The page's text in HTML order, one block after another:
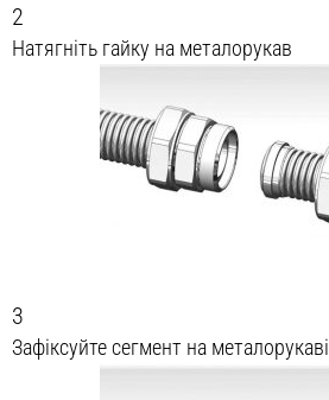
2
Натягніть гайку на металорукав
3
Зафіксуйте сегмент на металорукаві